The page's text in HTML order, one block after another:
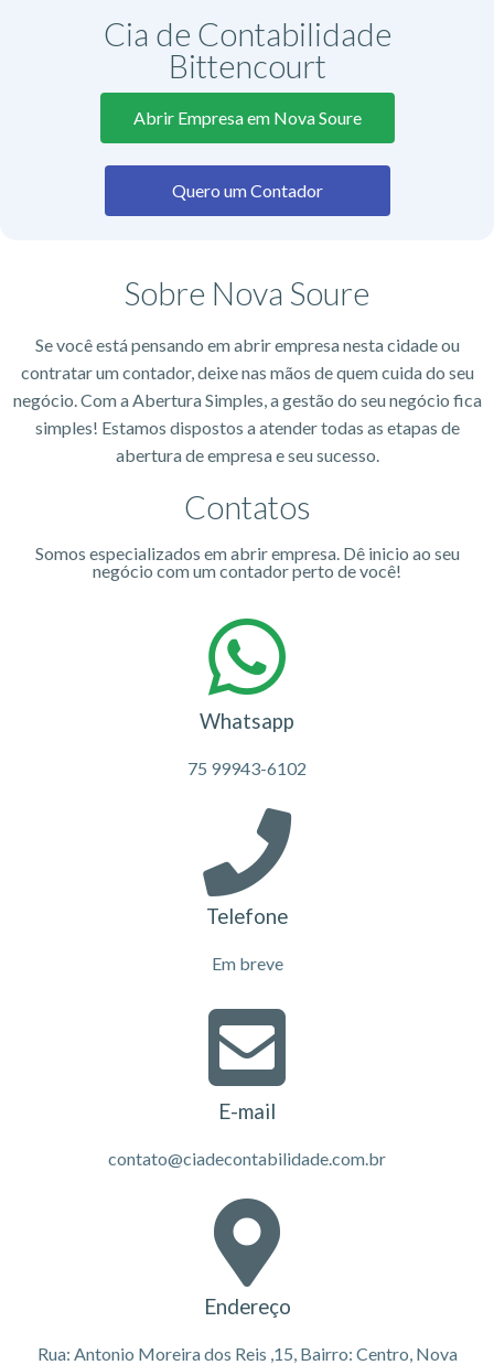
Cia de Contabilidade
Bittencourt
Abrir Empresa em Nova Soure
Quero um Contador
Sobre Nova Soure
Se você está pensando em abrir empresa nesta cidade ou
contratar um contador, deixe nas mãos de quem cuida do seu
negócio. Com a Abertura Simples, a gestão do seu negócio fica
simples! Estamos dispostos a atender todas as etapas de
abertura de empresa e seu sucesso.
Contatos
Somos especializados em abrir empresa. Dê inicio ao seu
negócio com um contador perto de você!
Whatsapp
75 99943-6102
Telefone
Em breve
E-mail
contato@ciadecontabilidade.com.br
Endereço
Rua: Antonio Moreira dos Reis ,15, Bairro: Centro, Nova